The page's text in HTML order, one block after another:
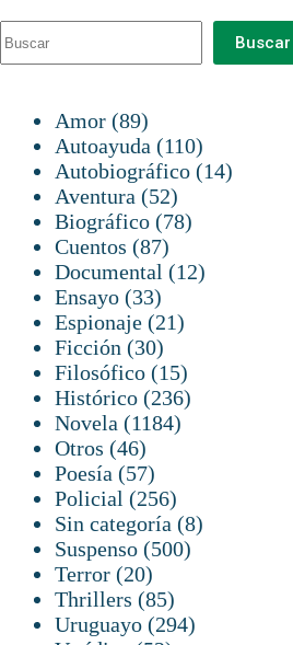
Buscar
Amor 8989
productos
Autoayuda 110110
productos
Autobiográfico 1414
Aventura 5252
productos
Biográfico 7878
Cuentos 8787
productos
Documental 1212
Ensayo 3333
productos
Espionaje 2121
Ficción 3030
productos
Filosófico 1515
productos
Histórico 236236
Novela 11841184
Otros 4646
productos
Poesía 5757
productos
Policial 256256
productos
Sin categoría 88
Suspenso 500500
Terror 2020
productos
Thrillers 8585
productos
Uruguayo 294294